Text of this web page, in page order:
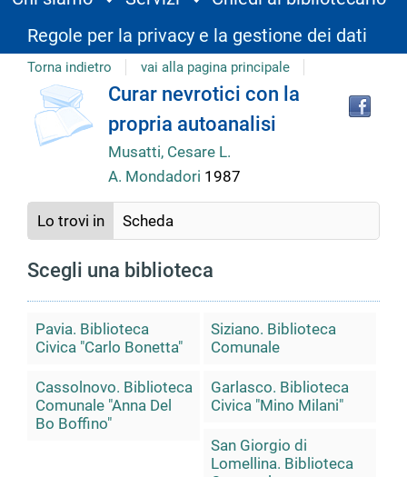
Regole per la privacy e la gestione dei dati
Torna indietro vai alla pagina principale
Dettaglio
del
documento
Curar nevrotici con la
propria autoanalisi
Musatti, Cesare L.
A. Mondadori 1987
Lo trovi in Scheda
Scegli una biblioteca
Pavia. Biblioteca
Civica "Carlo Bonetta"
Siziano. Biblioteca
Comunale
Cassolnovo. Biblioteca
Comunale "Anna Del
Bo Boffino"
Garlasco. Biblioteca
Civica "Mino Milani"
San Giorgio di
Lomellina. Biblioteca